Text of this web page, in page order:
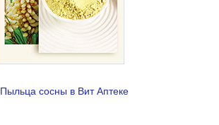
Пыльца сосны в Вит Аптеке